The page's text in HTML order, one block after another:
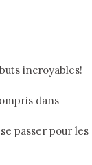
incroyables!
dans
passer pour les